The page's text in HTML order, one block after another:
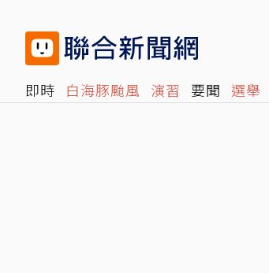
即時 白海豚颱風 演習 要聞 選舉